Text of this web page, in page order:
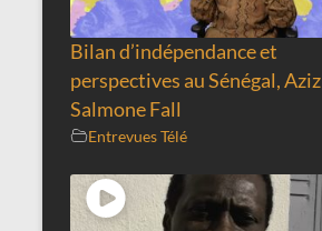
Bilan d’indépendance et
perspectives au Sénégal, Aziz
Salmone Fall
Entrevues Télé